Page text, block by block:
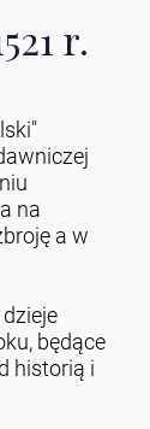
r.
na
a w
będące
historią i